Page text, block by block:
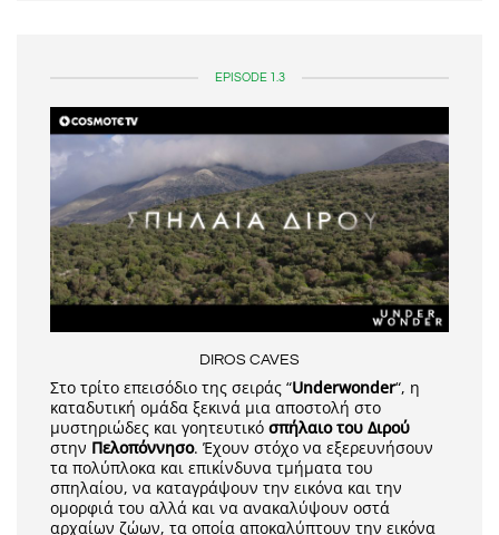
EPISODE 1.3
DIROS CAVES
Στο τρίτο επεισόδιο της σειράς “Underwonder“, η
καταδυτική ομάδα ξεκινά μια αποστολή στο
μυστηριώδες και γοητευτικό σπήλαιο του Διρού
στην Πελοπόννησο. Έχουν στόχο να εξερευνήσουν
τα πολύπλοκα και επικίνδυνα τμήματα του
σπηλαίου, να καταγράψουν την εικόνα και την
ομορφιά του αλλά και να ανακαλύψουν οστά
αρχαίων ζώων, τα οποία αποκαλύπτουν την εικόνα